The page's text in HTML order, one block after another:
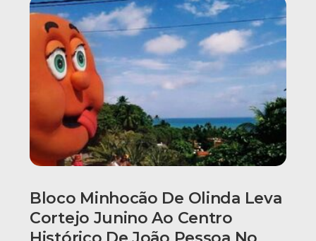
Bloco Minhocão De Olinda Leva
Cortejo Junino Ao Centro